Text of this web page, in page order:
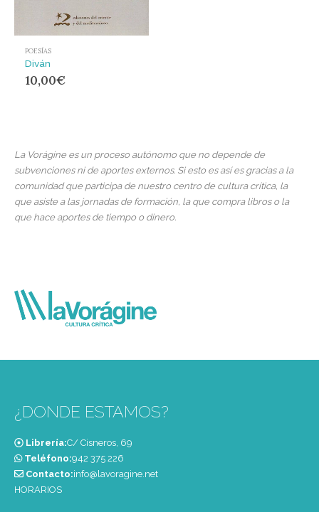
POESÍAS
Diván
10,00€
La Vorágine es un proceso autónomo que no depende de
subvenciones ni de aportes externos. Si esto es así es gracias a la
comunidad que participa de nuestro centro de cultura crítica, la
que asiste a las jornadas de formación, la que compra libros o la
que hace aportes de tiempo o dinero.
¿DONDE ESTAMOS?
Librería:C/ Cisneros, 69
Teléfono:‭942 375 226‬
Contacto:info@lavoragine.net
HORARIOS